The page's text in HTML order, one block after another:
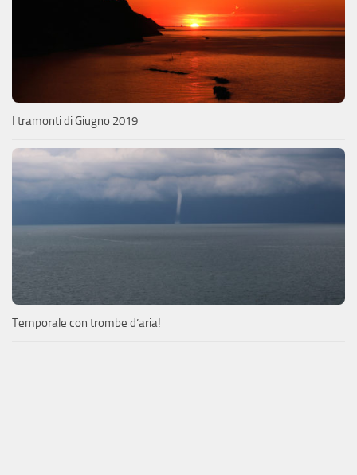
I tramonti di Giugno 2019
Temporale con trombe d’aria!